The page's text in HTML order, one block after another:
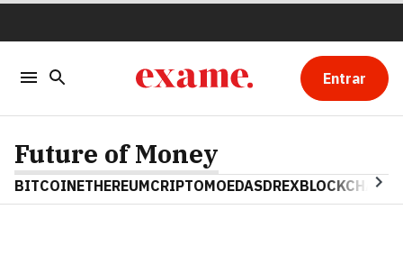
Entrar
Future of Money
BITCOINETHEREUMCRIPTOMOEDASDREXBLOCKCHAIN